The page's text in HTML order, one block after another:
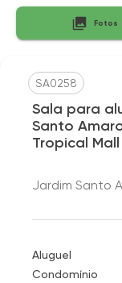
Fotos
SA0258
Sala para
Santo
Tropical Mall
Jardim Santo
Aluguel
Condomínio